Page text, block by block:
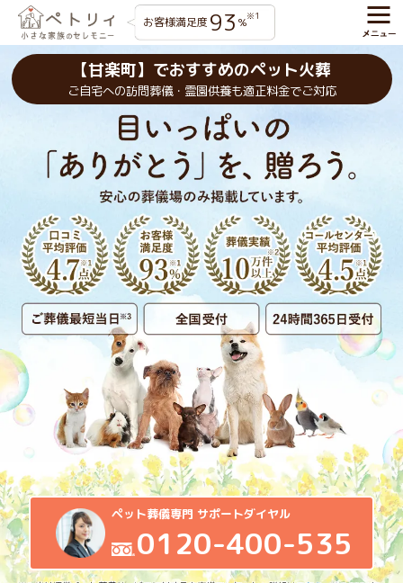
お客様満足度 93 %※1
【甘楽町】でおすすめのペット火葬
ご自宅への訪問葬儀・霊園供養も適正料金でご対応
ペット葬儀専門 サポートダイヤル
0120-400-535